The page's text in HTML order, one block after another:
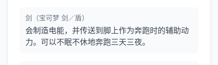
剑（宝可梦 剑／盾）
会制造电能，并传送到脚上作为奔跑时的辅助动
力。可以不眠不休地奔跑三天三夜。